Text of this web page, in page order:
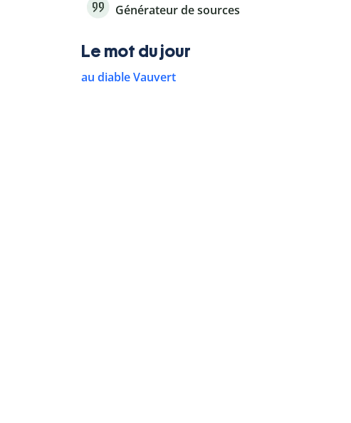
Générateur de sources
Le mot du jour
au diable Vauvert